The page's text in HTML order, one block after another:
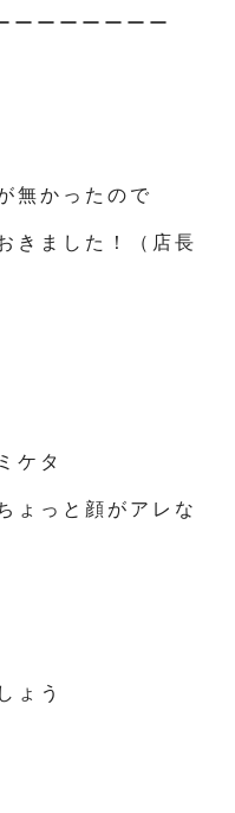
ーーーーーーー
無かったので
きました！（店長
ケタ
ょっと顔がアレな
ょう